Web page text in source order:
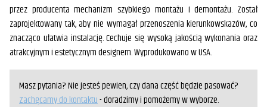
przez producenta mechanizm szybkiego montażu i demontażu. Został
zaprojektowany tak, aby nie wymagał przenoszenia kierunkowskazów, co
znacząco ułatwia instalację. Cechuje się wysoką jakością wykonania oraz
atrakcyjnym i estetycznym designem. Wyprodukowano w USA.
Masz pytania? Nie jesteś pewien, czy dana część będzie pasować?
Zachęcamy do kontaktu- doradzimy i pomożemy w wyborze.